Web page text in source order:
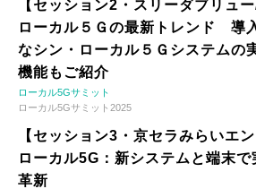
【セッション2・スリーダブリュ
ローカル５Ｇの最新トレンド 導
なシン・ローカル５Ｇシステムの
機能もご紹介
ローカル5Gサミット
ローカル5Gサミット2025
【セッション3・京セラみらいエ
ローカル5G：新システムと端末
革新